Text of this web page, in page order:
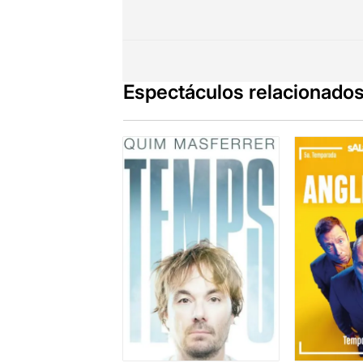
Espectáculos